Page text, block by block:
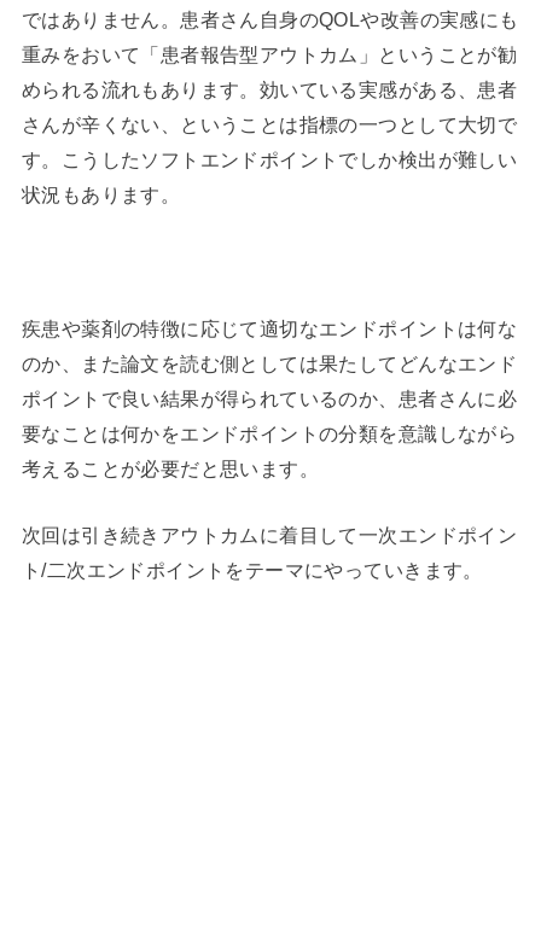
ではありません。患者さん自身のQOLや改善の実感にも
重みをおいて「患者報告型アウトカム」ということが勧
められる流れもあります。効いている実感がある、患者
さんが辛くない、ということは指標の一つとして大切で
す。こうしたソフトエンドポイントでしか検出が難しい
状況もあります。
疾患や薬剤の特徴に応じて適切なエンドポイントは何な
のか、また論文を読む側としては果たしてどんなエンド
ポイントで良い結果が得られているのか、患者さんに必
要なことは何かをエンドポイントの分類を意識しながら
考えることが必要だと思います。
次回は引き続きアウトカムに着目して一次エンドポイン
ト/二次エンドポイントをテーマにやっていきます。